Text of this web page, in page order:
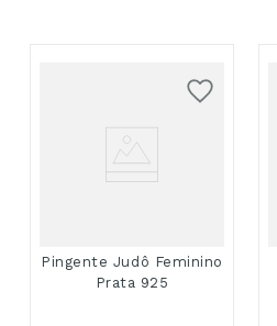
Pingente Judô Feminino
Prata 925